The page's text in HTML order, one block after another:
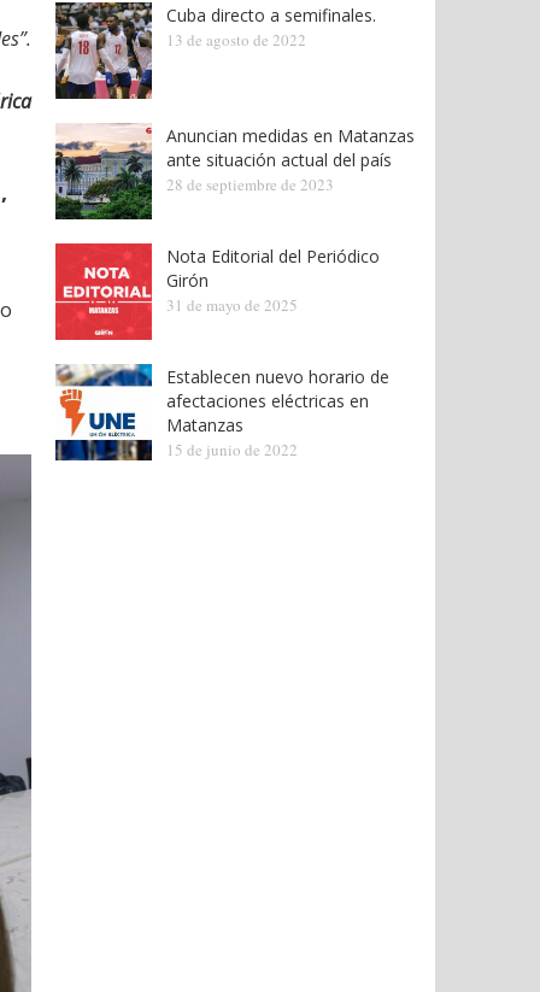
Cuba directo a semifinales.
13 de agosto de 2022
Anuncian medidas en Matanzas
ante situación actual del país
28 de septiembre de 2023
Nota Editorial del Periódico
Girón
31 de mayo de 2025
Establecen nuevo horario de
afectaciones eléctricas en
Matanzas
15 de junio de 2022